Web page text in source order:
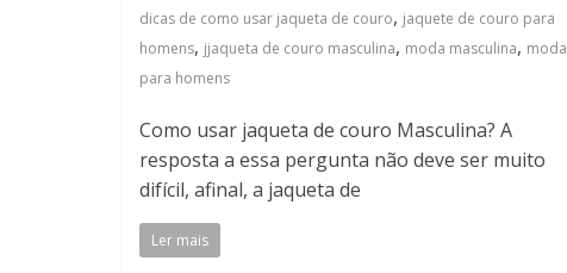
dicas de como usar jaqueta de couro, jaquete de couro para
homens, jjaqueta de couro masculina, moda masculina, moda
para homens
Como usar jaqueta de couro Masculina? A
resposta a essa pergunta não deve ser muito
difícil, afinal, a jaqueta de
Ler mais